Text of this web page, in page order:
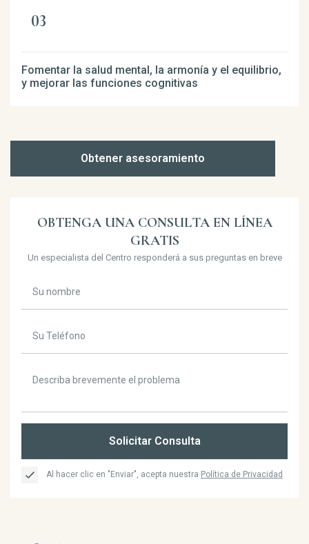
Fomentar la salud mental, la armonía y el equilibrio,
y mejorar las funciones cognitivas
Obtener asesoramiento
OBTENGA UNA CONSULTA EN LÍNEA
GRATIS
Un especialista del Centro responderá a sus preguntas en breve
Solicitar Consulta
Al hacer clic en "Enviar", acepta nuestra Política de Privacidad